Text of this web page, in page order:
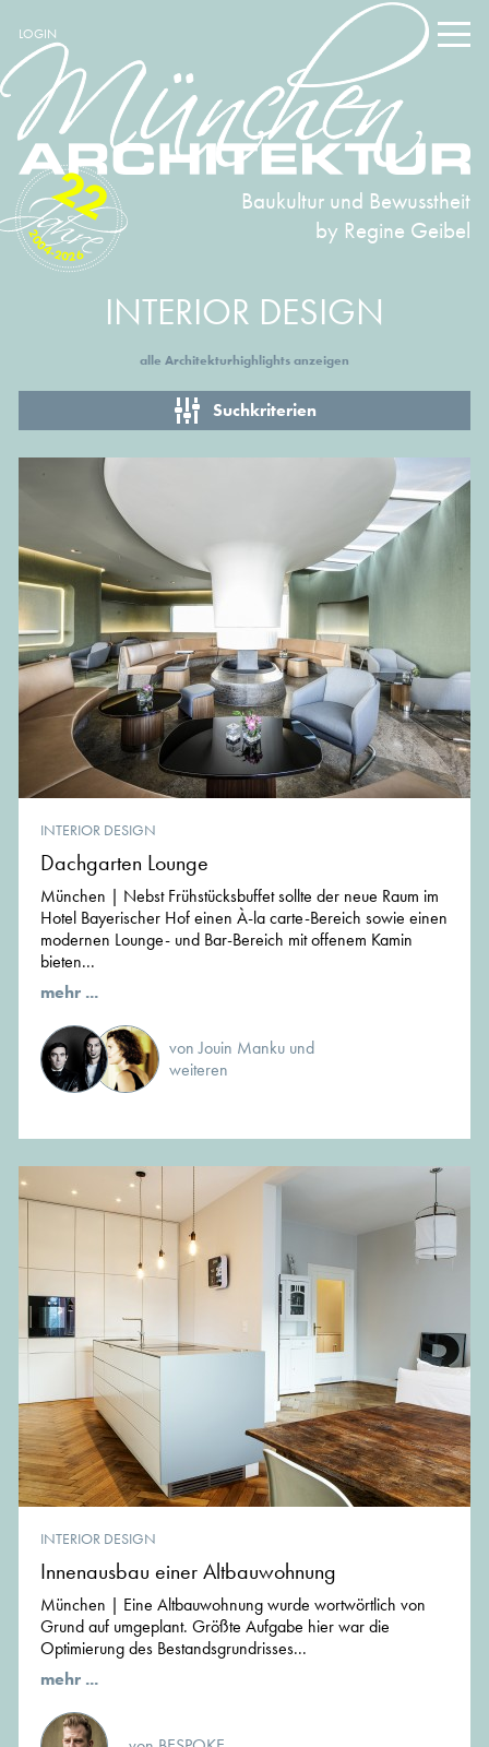
LOGIN
Baukultur und Bewusstheit
by Regine Geibel
2004-2026
22
INTERIOR DESIGN
alle Architekturhighlights anzeigen
Suchkriterien
INTERIOR DESIGN
Dachgarten Lounge
München | Nebst Frühstücksbuffet sollte der neue Raum im
Hotel Bayerischer Hof einen À-la carte-Bereich sowie einen
modernen Lounge- und Bar-Bereich mit offenem Kamin
bieten...
mehr ...
von Jouin Manku und
weiteren
INTERIOR DESIGN
Innenausbau einer Altbauwohnung
München | Eine Altbauwohnung wurde wortwörtlich von
Grund auf umgeplant. Größte Aufgabe hier war die
Optimierung des Bestandsgrundrisses...
mehr ...